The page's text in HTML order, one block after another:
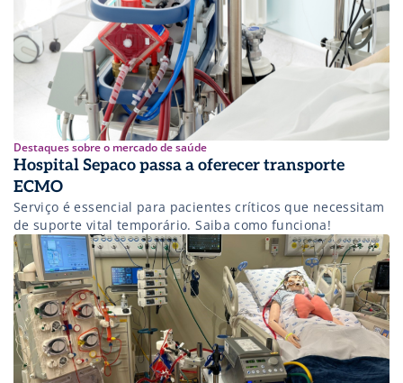
Destaques sobre o mercado de saúde
Hospital Sepaco passa a oferecer transporte
ECMO
Serviço é essencial para pacientes críticos que necessitam
de suporte vital temporário. Saiba como funciona!